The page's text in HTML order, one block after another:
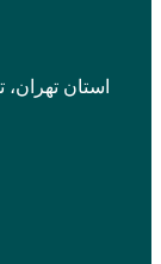
استان